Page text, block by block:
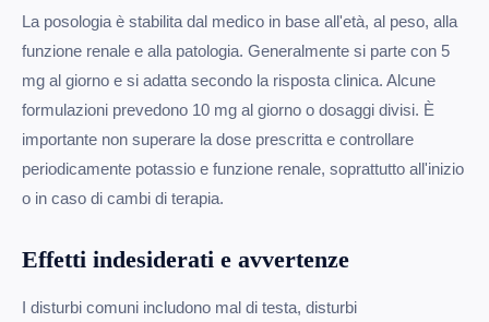
La posologia è stabilita dal medico in base all'età, al peso, alla
funzione renale e alla patologia. Generalmente si parte con 5
mg al giorno e si adatta secondo la risposta clinica. Alcune
formulazioni prevedono 10 mg al giorno o dosaggi divisi. È
importante non superare la dose prescritta e controllare
periodicamente potassio e funzione renale, soprattutto all'inizio
o in caso di cambi di terapia.
Effetti indesiderati e avvertenze
I disturbi comuni includono mal di testa, disturbi